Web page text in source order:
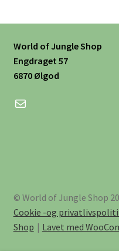
World of Jungle Shop
Engdraget 57
6870 Ølgod
Mail
© World of Jungle Shop
Cookie -og
Shop
Lavet med